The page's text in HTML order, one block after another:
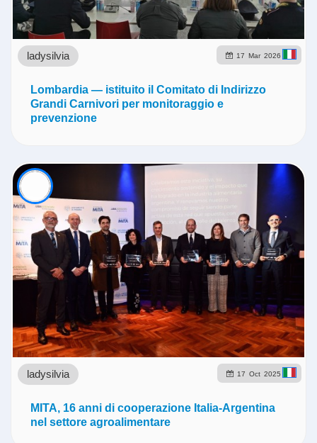
17 Mar 2026
ladysilvia
Lombardia — istituito il Comitato di Indirizzo
Grandi Carnivori per monitoraggio e
prevenzione
17 Oct 2025
ladysilvia
MITA, 16 anni di cooperazione Italia-Argentina
nel settore agroalimentare